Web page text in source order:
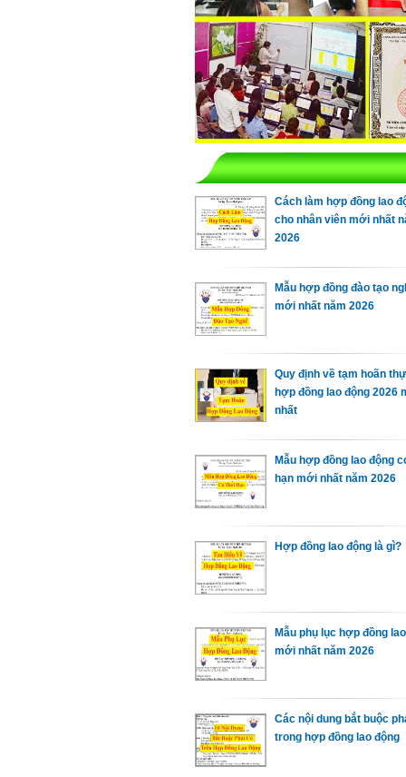
Cách làm hợp đồng lao
cho nhân viên mới nhất
2026
Mẫu hợp đồng đào tạo
mới nhất năm 2026
Quy định về tạm hoãn
hợp đồng lao động 2026
nhất
Mẫu hợp đồng lao động
hạn mới nhất năm 2026
Hợp đồng lao động là gì?
Mẫu phụ lục hợp đồng
mới nhất năm 2026
Các nội dung bắt buộc
trong hợp đồng lao động